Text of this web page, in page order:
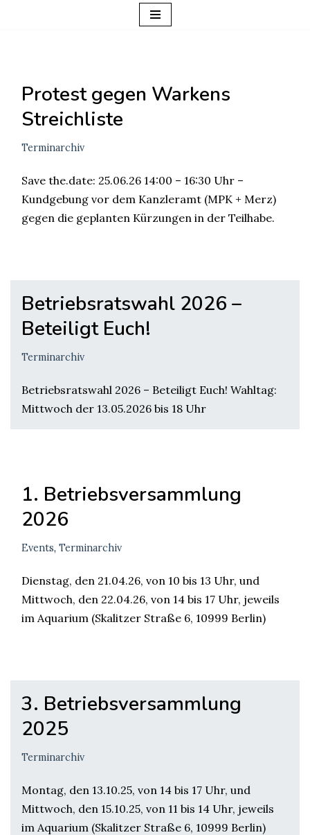
Protest gegen Warkens
Streichliste
Terminarchiv
Save the.date: 25.06.26 14:00 – 16:30 Uhr –
Kundgebung vor dem Kanzleramt (MPK + Merz)
gegen die geplanten Kürzungen in der Teilhabe.
Betriebsratswahl 2026 –
Beteiligt Euch!
Terminarchiv
Betriebsratswahl 2026 – Beteiligt Euch! Wahltag:
Mittwoch der 13.05.2026 bis 18 Uhr
1. Betriebsversammlung
2026
Events, Terminarchiv
Dienstag, den 21.04.26, von 10 bis 13 Uhr, und
Mittwoch, den 22.04.26, von 14 bis 17 Uhr, jeweils
im Aquarium (Skalitzer Straße 6, 10999 Berlin)
3. Betriebsversammlung
2025
Terminarchiv
Montag, den 13.10.25, von 14 bis 17 Uhr, und
Mittwoch, den 15.10.25, von 11 bis 14 Uhr, jeweils
im Aquarium (Skalitzer Straße 6, 10999 Berlin)